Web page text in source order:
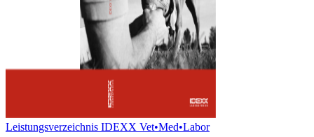
Leistungsverzeichnis IDEXX Vet•Med•Labor